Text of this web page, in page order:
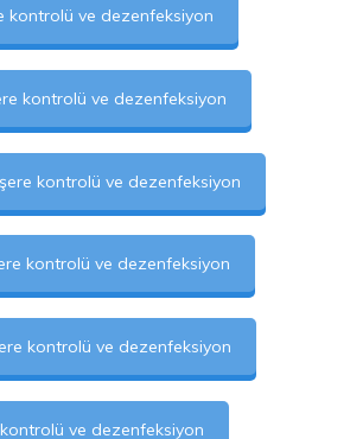
kontrolü ve dezenfeksiyon
kontrolü ve dezenfeksiyon
kontrolü ve dezenfeksiyon
kontrolü ve dezenfeksiyon
kontrolü ve dezenfeksiyon
ve dezenfeksiyon